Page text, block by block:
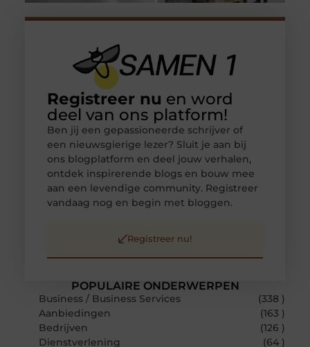
POPULAIRE ONDERWERPEN
Business / Business Services
(338 )
Aanbiedingen
(163 )
Bedrijven
(126 )
Dienstverlening
(64 )
Registreer nu en word
deel van ons platform!
Ben jij een gepassioneerde schrijver of
een nieuwsgierige lezer? Sluit je aan bij
ons blogplatform en deel jouw verhalen,
ontdek inspirerende blogs en bouw mee
aan een levendige community. Registreer
vandaag nog en begin met bloggen.
Registreer nu!